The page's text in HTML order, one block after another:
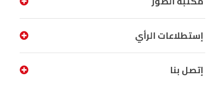
إستطلاعات الرأي
إتصل بنا